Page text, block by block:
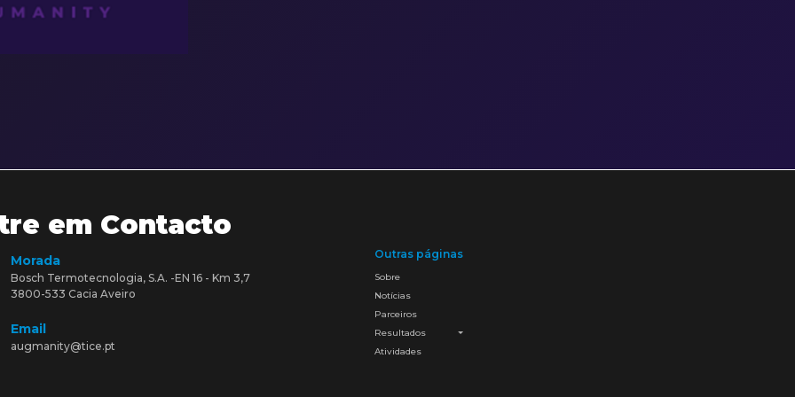
em Contacto
Morada
Bosch Termotecnologia, S.A. -EN 16 - Km 3,7
3800-533 Cacia Aveiro
Email
augmanity@tice.pt
Outras páginas
Sobre
Notícias
Parceiros
Resultados
Atividades